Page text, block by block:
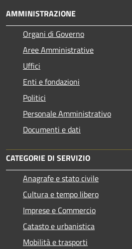
AMMINISTRAZIONE
Organi di Governo
Aree Amministrative
Uffici
Enti e fondazioni
Politici
Personale Amministrativo
Documenti e dati
CATEGORIE DI SERVIZIO
Anagrafe e stato civile
Cultura e tempo libero
Imprese e Commercio
Catasto e urbanistica
Mobilità e trasporti